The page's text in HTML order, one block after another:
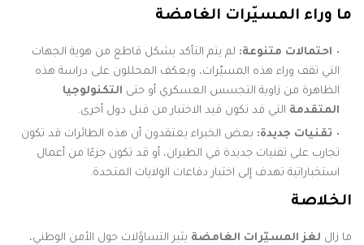
ما وراء المسيّرات الغامضة
احتمالات متنوعة: لم يتم التأكد بشكل قاطع من هوية الجهات
التي تقف وراء هذه المسيّرات، ويعكف المحللون على دراسة هذه
الظاهرة من زاوية التجسس العسكري أو حتى التكنولوجيا
المتقدمة التي قد تكون قيد الاختبار من قبل دول أخرى.
تقنيات جديدة: بعض الخبراء يعتقدون أن هذه الطائرات قد تكون
تجارب على تقنيات جديدة في الطيران، أو قد تكون جزءًا من أعمال
استخباراتية تهدف إلى اختبار دفاعات الولايات المتحدة.
الخلاصة
ما زال لغز المسيّرات الغامضة يثير التساؤلات حول الأمن الوطني،